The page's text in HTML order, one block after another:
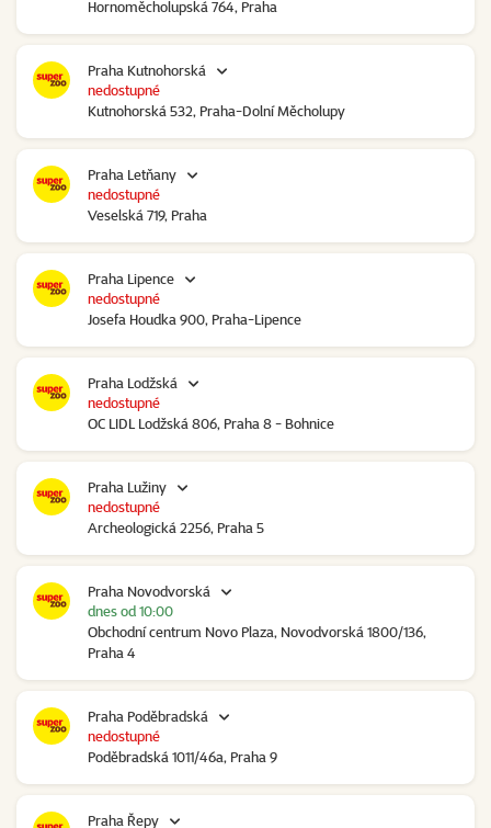
Hornoměcholupská 764, Praha
Praha Kutnohorská
Kutnohorská 532, Praha-Dolní Měcholupy
nedostupné
Praha Letňany
Veselská 719, Praha
nedostupné
Praha Lipence
Josefa Houdka 900, Praha-Lipence
nedostupné
Praha Lodžská
OC LIDL Lodžská 806, Praha 8 - Bohnice
nedostupné
Praha Lužiny
Archeologická 2256, Praha 5
nedostupné
Praha Novodvorská
Obchodní centrum Novo Plaza, Novodvorská 1800/136,
Praha 4
dnes od 10:00
Praha Poděbradská
Poděbradská 1011/46a, Praha 9
nedostupné
Praha Řepy